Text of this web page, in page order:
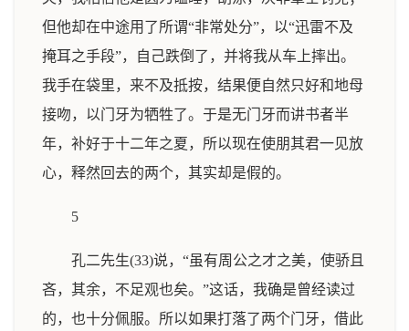
但他却在中途用了所谓“非常处分”，以“迅雷不及
掩耳之手段”，自己跌倒了，并将我从车上摔出。
我手在袋里，来不及抵按，结果便自然只好和地母
接吻，以门牙为牺牲了。于是无门牙而讲书者半
年，补好于十二年之夏，所以现在使朋其君一见放
心，释然回去的两个，其实却是假的。
5
孔二先生(33)说，“虽有周公之才之美，使骄且
吝，其余，不足观也矣。”这话，我确是曾经读过
的，也十分佩服。所以如果打落了两个门牙，借此